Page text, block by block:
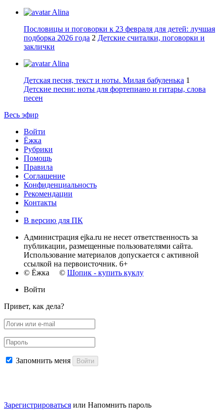
Alina
Пословицы и поговорки к 23 февраля для детей: лучшая
подборка 2026 года 2 Детские считалки, поговорки и
заклички
Alina
Детская песня, текст и ноты. Милая бабуленька 1
Детские песни: ноты для фортепиано и гитары, слова
песен
Весь эфир
Войти
Ёжка
Рубрики
Помощь
Правила
Соглашение
Конфиденциальность
Рекомендации
Контакты
В версию для ПК
Администрация ejka.ru не несет ответственность за
публикации, размещенные пользователями сайта.
Использование материалов допускается с активной
ссылкой на первоисточник. 6+
© Ёжка © Шопик - купить куклу
Войти
Привет, как дела?
Запомнить меня Войти
Зарегистрироваться или Напомнить пароль